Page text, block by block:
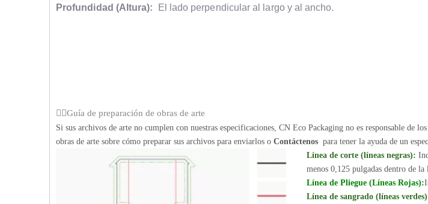
Profundidad (Altura): El lado perpendicular al largo y al ancho.
Guía de preparación de obras de arte
Si sus archivos de arte no cumplen con nuestras especificaciones, CN Eco Packaging no es responsable de
obras de arte sobre cómo preparar sus archivos para enviarlos o Contáctenos para tener la ayuda de un
Línea de corte (líneas negras):
menos 0,125 pulgadas dentro de la
Línea de Pliegue (Líneas Rojas):
Línea de sangrado (líneas